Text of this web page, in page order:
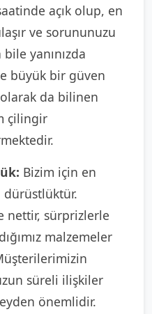
açık olup, en
ve sorununuzu
yanınızda
büyük bir güven
olarak da bilinen
çilingir
Bizim için en
nettir, sürprizlerle
malzemeler
süreli ilişkiler
önemlidir.